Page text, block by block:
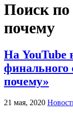
Поиск по
почему
На YouTube
финального
почему»
21 мая, 2020